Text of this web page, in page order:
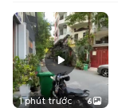
1 phút trước 6